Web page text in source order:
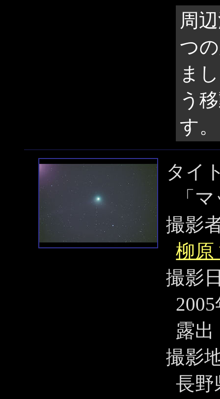
周
つ
ま
う
す。
タイ
「
撮影
柳原
撮影
露出
撮影
長野